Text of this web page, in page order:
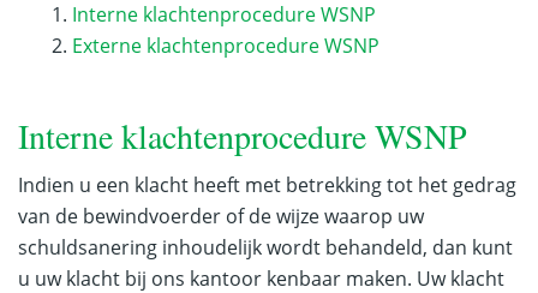
Interne klachtenprocedure WSNP
Externe klachtenprocedure WSNP
Interne klachtenprocedure WSNP
Indien u een klacht heeft met betrekking tot het gedrag
van de bewindvoerder of de wijze waarop uw
schuldsanering inhoudelijk wordt behandeld, dan kunt
u uw klacht bij ons kantoor kenbaar maken. Uw klacht